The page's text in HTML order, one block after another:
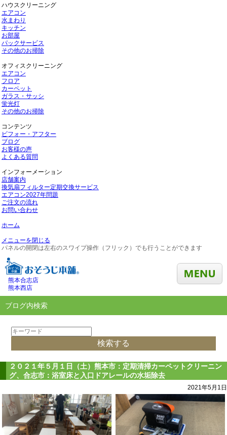
ハウスクリーニング
エアコン
水まわり
キッチン
お部屋
パックサービス
その他のお掃除
オフィスクリーニング
エアコン
フロア
カーペット
ガラス・サッシ
蛍光灯
その他のお掃除
コンテンツ
ビフォー・アフター
ブログ
お客様の声
よくある質問
インフォーメーション
店舗案内
換気扇フィルター定期交換サービス
エアコン2027年問題
ご注文の流れ
お問い合わせ
ホーム
メニューを閉じる
パネルの開閉は左右のスワイプ操作（フリック）でも行うことができます
熊本合志店
熊本西店
ブログ内検索
２０２１年５月１日（土）熊本市：定期清掃カーペットクリーニン
グ、合志市：浴室床と入口ドアレールの水垢除去
2021年5月1日